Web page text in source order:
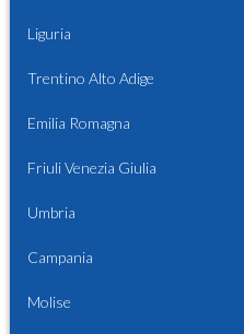
Liguria
Trentino Alto Adige
Emilia Romagna
Friuli Venezia Giulia
Umbria
Campania
Molise